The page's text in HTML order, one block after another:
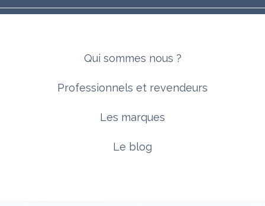
Qui sommes nous ?
Professionnels et revendeurs
Les marques
Le blog